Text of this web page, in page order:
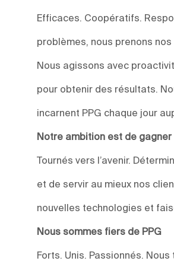
Efficaces. Coopératifs.
problèmes, nous prenons
Nous agissons avec
pour obtenir des résultats.
incarnent PPG chaque jour
Notre ambition est de gagner
Tournés vers l’avenir.
et de servir au mieux nos
nouvelles technologies et
Nous sommes fiers de PPG
Forts. Unis. Passionnés.